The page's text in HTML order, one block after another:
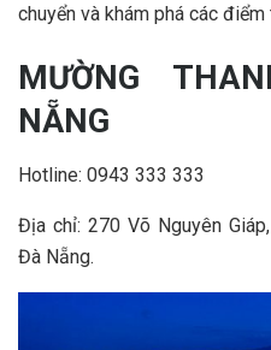
chuyển và khám phá các
MƯỜNG
NẴNG
Hotline: 0943 333 333
Địa chỉ: 270 Võ Nguyên
Đà Nẵng.